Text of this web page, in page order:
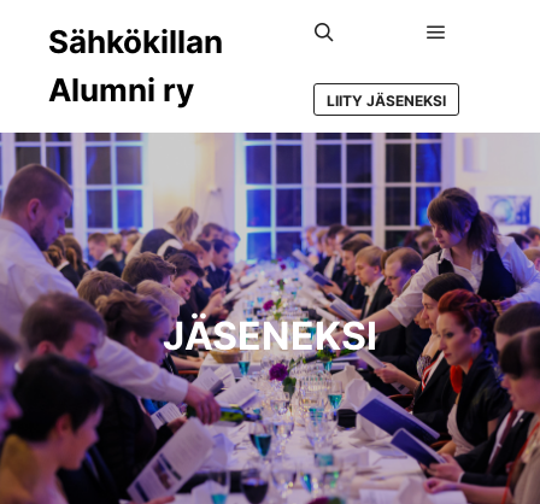
Sähkökillan
Alumni ry
LIITY JÄSENEKSI
JÄSENEKSI